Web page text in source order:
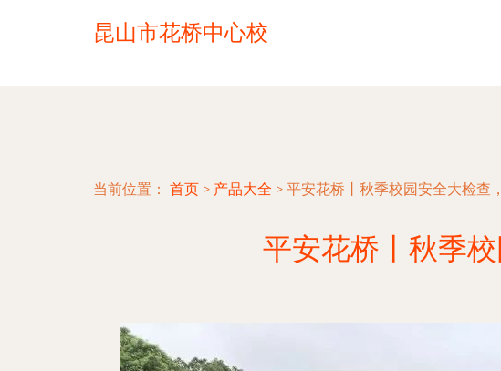
昆山市花桥中心校
当前位置： 首页 > 产品大全 > 平安花桥丨秋季校园安全大检查
平安花桥丨秋季